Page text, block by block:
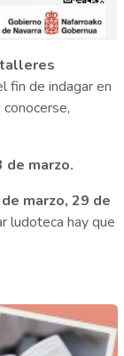
talleres
fin de indagar en
de marzo.
marzo, 29 de
ludoteca hay que